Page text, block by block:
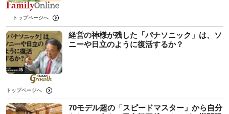
トップページへ
経営の神様が残した「パナソニック」は、ソ
ニーや日立のように復活するか？
トップページへ
70モデル超の「スピードマスター」から自分